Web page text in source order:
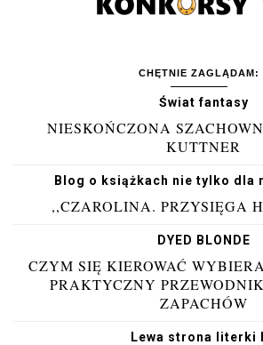
CHĘTNIE ZAGLĄDAM:
Świat fantasy
NIESKOŃCZONA
KUTTNER
Blog o książkach nie tylko dla
,,CZAROLINA. PRZYSIĘGA
DYED BLONDE
CZYM SIĘ KIEROWAĆ
PRAKTYCZNY
ZAPACHÓW
Lewa strona literki